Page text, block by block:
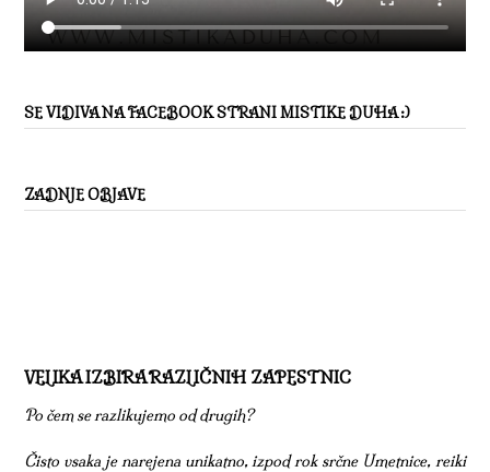
SE VIDIVA NA FACEBOOK STRANI MISTIKE DUHA :)
ZADNJE OBJAVE
VELIKA IZBIRA RAZLIČNIH ZAPESTNIC
Po čem se razlikujemo od drugih?
Čisto vsaka je narejena unikatno, izpod rok srčne Umetnice, reiki